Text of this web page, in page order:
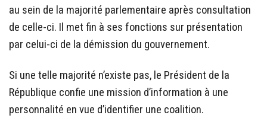
au sein de la majorité parlementaire après consultation
de celle-ci. Il met fin à ses fonctions sur présentation
par celui-ci de la démission du gouvernement.
Si une telle majorité n’existe pas, le Président de la
République confie une mission d’information à une
personnalité en vue d’identifier une coalition.